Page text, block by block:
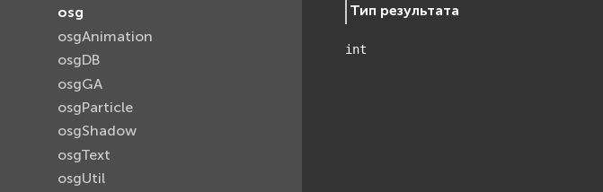
osg
osgAnimation
osgDB
osgGA
osgParticle
osgShadow
osgText
osgUtil
Тип результата
int